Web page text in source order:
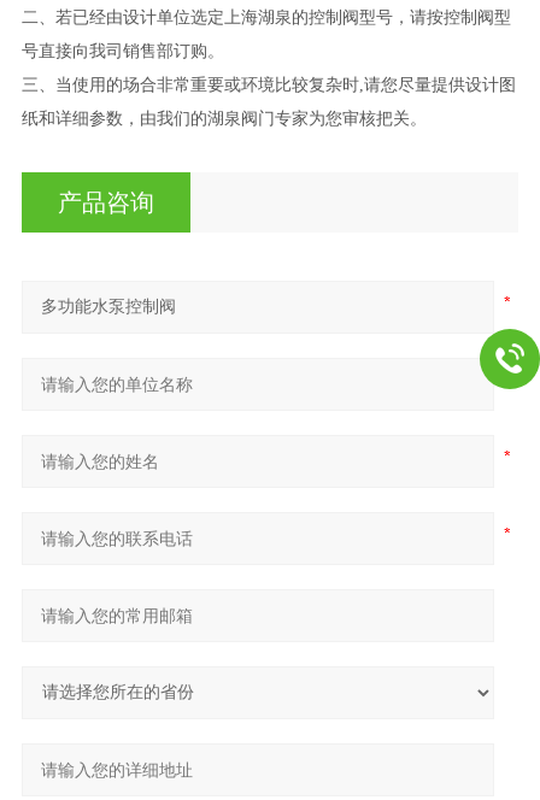
二、若已经由设计单位选定上海湖泉的控制阀型号，请按控制阀型
号直接向我司销售部订购。
三、当使用的场合非常重要或环境比较复杂时,请您尽量提供设计图
纸和详细参数，由我们的湖泉阀门专家为您审核把关。
产品咨询